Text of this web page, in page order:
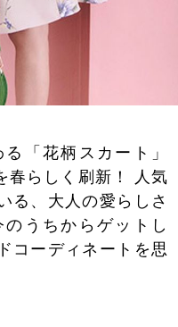
「花柄スカート」
春らしく刷新！ 人気
る、大人の愛らしさ
うちからゲットし
コーディネートを思